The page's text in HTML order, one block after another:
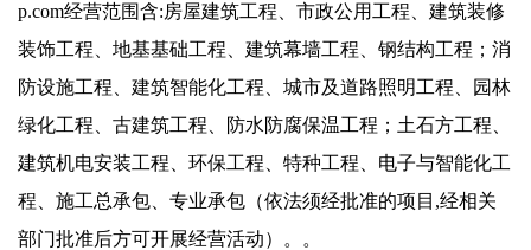
p.com经营范围含:房屋建筑工程、市政公用工程、建筑装修
装饰工程、地基基础工程、建筑幕墙工程、钢结构工程；消
防设施工程、建筑智能化工程、城市及道路照明工程、园林
绿化工程、古建筑工程、防水防腐保温工程；土石方工程、
建筑机电安装工程、环保工程、特种工程、电子与智能化工
程、施工总承包、专业承包（依法须经批准的项目,经相关
部门批准后方可开展经营活动）。。